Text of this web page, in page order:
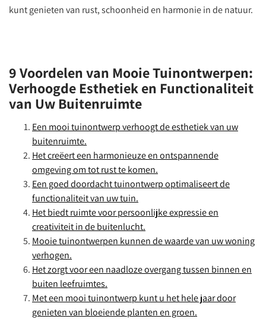
kunt genieten van rust, schoonheid en harmonie in de natuur.
9 Voordelen van Mooie Tuinontwerpen:
Verhoogde Esthetiek en Functionaliteit
van Uw Buitenruimte
Een mooi tuinontwerp verhoogt de esthetiek van uw
buitenruimte.
Het creëert een harmonieuze en ontspannende
omgeving om tot rust te komen.
Een goed doordacht tuinontwerp optimaliseert de
functionaliteit van uw tuin.
Het biedt ruimte voor persoonlijke expressie en
creativiteit in de buitenlucht.
Mooie tuinontwerpen kunnen de waarde van uw woning
verhogen.
Het zorgt voor een naadloze overgang tussen binnen en
buiten leefruimtes.
Met een mooi tuinontwerp kunt u het hele jaar door
genieten van bloeiende planten en groen.